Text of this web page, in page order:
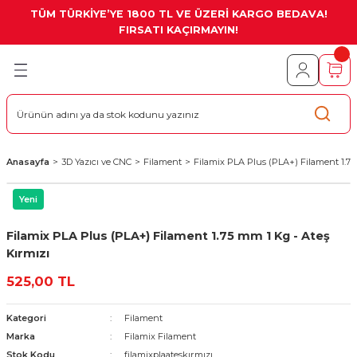
TÜM TÜRKİYE’YE 1800 TL VE ÜZERİ KARGO BEDAVA!
FIRSATI KAÇIRMAYIN!
Geri Dön
Geri Dön
Kartlar
Ürünler
Geri Dön
Geri Dön
Pi Gsm / Gps Shield
/ Akıllı Ev Sistemleri
Geri Dön
Kartları
Geri Dön
TFT LCD Display
Lcd Display
Geri Dön
CNC
Anasayfa 3D Yazıcı ve CNC Filament Filamix PLA Plus (PLA+) Filament 1.75
Yeni
Filamix PLA Plus (PLA+) Filament 1.75 mm 1 Kg - Ateş
Kırmızı
525,00 TL
Kategori
Filament
Marka
Filamix Filament
Stok Kodu
filamixplaateskırmızı